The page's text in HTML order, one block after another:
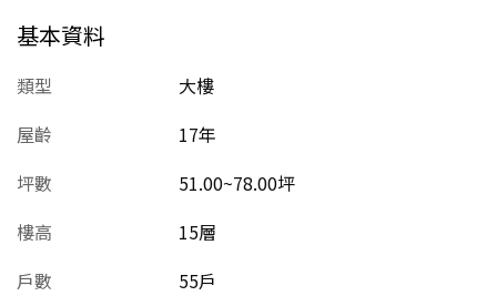
基本資料
類型
大樓
屋齡
17年
坪數
51.00~78.00坪
樓高
15層
戶數
55戶